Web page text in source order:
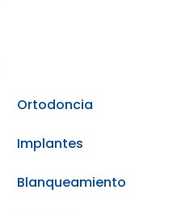
Ortodoncia
Implantes
Blanqueamiento